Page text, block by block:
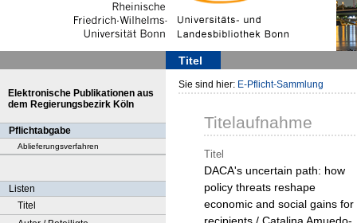
Titel
Elektronische Publikationen aus
dem Regierungsbezirk Köln
Pflichtabgabe
Ablieferungsverfahren
Listen
Titel
Sie sind hier: E-Pflicht-Sammlung
Titelaufnahme
Titel
DACA's uncertain path: how
policy threats reshape
economic and social gains for